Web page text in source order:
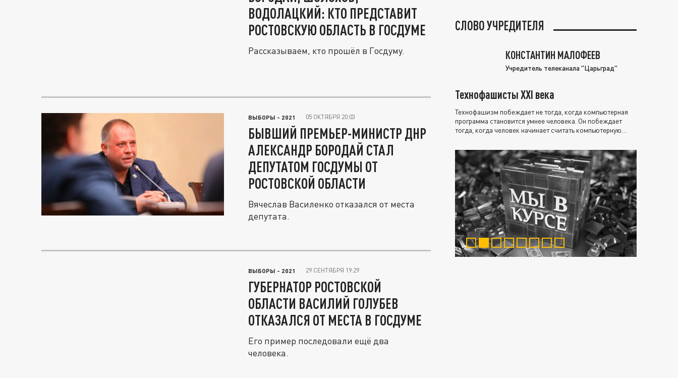
ВОДОЛАЦКИЙ: КТО ПРЕДСТАВИТ
РОСТОВСКУЮ ОБЛАСТЬ В ГОСДУМЕ
Рассказываем, кто прошёл в Госдуму.
ВЫБОРЫ - 2021 05 ОКТЯБРЯ 20:03
БЫВШИЙ ПРЕМЬЕР-МИНИСТР ДНР
АЛЕКСАНДР БОРОДАЙ СТАЛ
ДЕПУТАТОМ ГОСДУМЫ ОТ
РОСТОВСКОЙ ОБЛАСТИ
Вячеслав Василенко отказался от места
депутата.
ВЫБОРЫ - 2021 29 СЕНТЯБРЯ 19:29
ГУБЕРНАТОР РОСТОВСКОЙ
ОБЛАСТИ ВАСИЛИЙ ГОЛУБЕВ
ОТКАЗАЛСЯ ОТ МЕСТА В ГОСДУМЕ
Его пример последовали ещё два
человека.
СЛОВО УЧРЕДИТЕЛЯ
КОНСТАНТИН МАЛОФЕЕВ
Учредитель телеканала "Царьград"
Технофашисты XXI века
Технофашизм побеждает не тогда, когда компьютерная
программа становится умнее человека. Он побеждает
тогда, когда человек начинает считать компьютерную